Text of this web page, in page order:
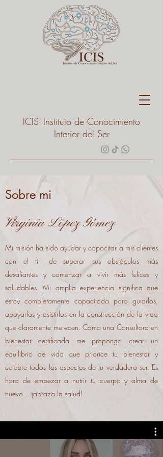
ICIS- Instituto de Conocimiento
Interior del Ser
Sobre mi
Virginia López Gómez
Mi misión ha sido ayudar y capacitar a mis clientes
con el fin de superar sus obstáculos más
desafiantes y comenzar a vivir más felices y
saludables. Mi amplia experiencia significa que
estoy completamente capacitada para guiarlos,
apoyarlos y asistirlos en la construcción de la vida
que claramente merecen. Como una Consultora en
bienestar certificada me propongo crear un
equilibrio de vida que priorice tu bienestar y
celebre todos los aspectos de tu verdadero ser. Es
hora de empezar a nutrir tu cuerpo y alma de
nuevo... ¡abraza la salud!